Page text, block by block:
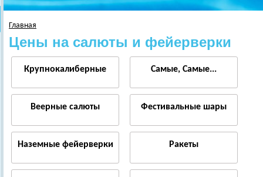
Главная
Цены на салюты и фейерверки
Крупнокалиберные Самые, Самые...
Веерные салюты Фестивальные шары
Наземные фейерверки Ракеты